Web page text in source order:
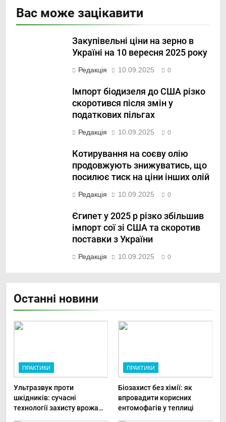
Вас може зацікавити
Закупівельні ціни на зерно в
Україні на 10 вересня 2025 року
Редакція 10.09.2025 0
Імпорт біодизеля до США різко
скоротився після змін у
податкових пільгах
Редакція 10.09.2025 0
Котирування на соєву олію
продовжують знижуватись, що
посилює тиск на ціни інших олій
Редакція 10.09.2025 0
Єгипет у 2025 р різко збільшив
імпорт сої зі США та скоротив
поставки з України
Редакція 10.09.2025 0
Останні новини
ПРАКТИКИ
Ультразвук проти
шкідників: сучасні
технології захисту врожаю
ПРАКТИКИ
Біозахист без хімії: як
впровадити корисних
ентомофагів у теплиці